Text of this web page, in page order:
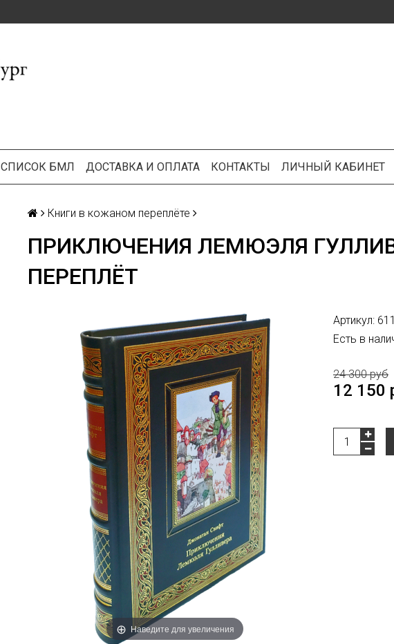
СПИСОК БМЛ ДОСТАВКА И ОПЛАТА КОНТАКТЫ ЛИЧНЫЙ КАБИНЕТ
Книги в кожаном переплёте
ПРИКЛЮЧЕНИЯ ЛЕМЮЭЛЯ
ПЕРЕПЛЁТ
Наведите для увеличения
Артикул:
Есть в
24 300 руб
12 150